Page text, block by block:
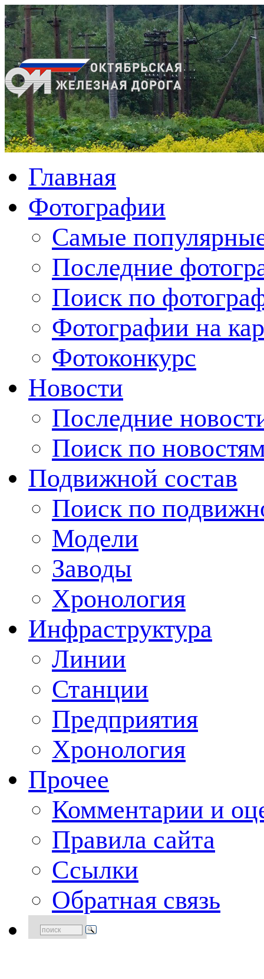
Главная
Фотографии
Cамые
Последние
Поиск по
Фотографии на
Фотоконкурс
Новости
Последние
Поиск по
Подвижной состав
Поиск по
Модели
Заводы
Хронология
Инфраструктура
Линии
Станции
Предприятия
Хронология
Прочее
Комментарии и
Правила сайта
Ссылки
Обратная связь